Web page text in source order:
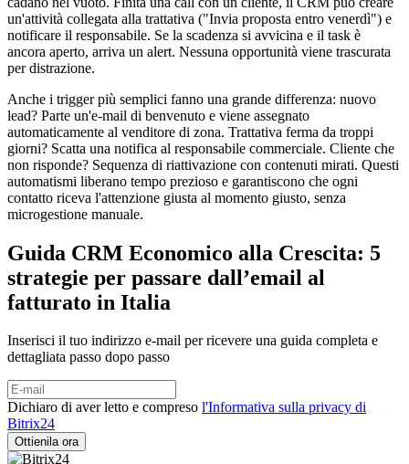
un'attività collegata alla trattativa ("Invia proposta entro venerdì") e
notificare il responsabile. Se la scadenza si avvicina e il task è
ancora aperto, arriva un alert. Nessuna opportunità viene trascurata
per distrazione.
Anche i trigger più semplici fanno una grande differenza: nuovo
lead? Parte un'e-mail di benvenuto e viene assegnato
automaticamente al venditore di zona. Trattativa ferma da troppi
giorni? Scatta una notifica al responsabile commerciale. Cliente che
non risponde? Sequenza di riattivazione con contenuti mirati. Questi
automatismi liberano tempo prezioso e garantiscono che ogni
contatto riceva l'attenzione giusta al momento giusto, senza
microgestione manuale.
Guida CRM Economico alla Crescita: 5
strategie per passare dall’email al
fatturato in Italia
Inserisci il tuo indirizzo e-mail per ricevere una guida completa e
dettagliata passo dopo passo
Dichiaro di aver letto e compreso l'Informativa sulla privacy di
Bitrix24